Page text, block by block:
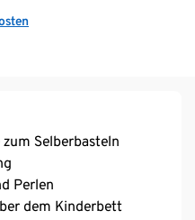
Selberbasteln
Perlen
dem Kinderbett